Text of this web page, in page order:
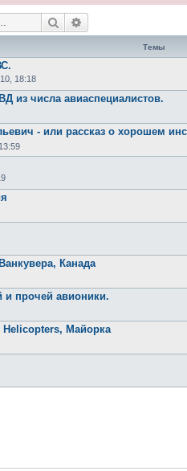
Поиск
Темы
18:18
из числа авиаспециалистов.
- или рассказ о хорошем
Канада
и прочей авионики.
Helicopters, Майорка